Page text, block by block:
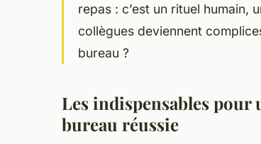
repas : c’est un rituel humain,
collègues deviennent
bureau ?
Les indispensables pour
bureau réussie